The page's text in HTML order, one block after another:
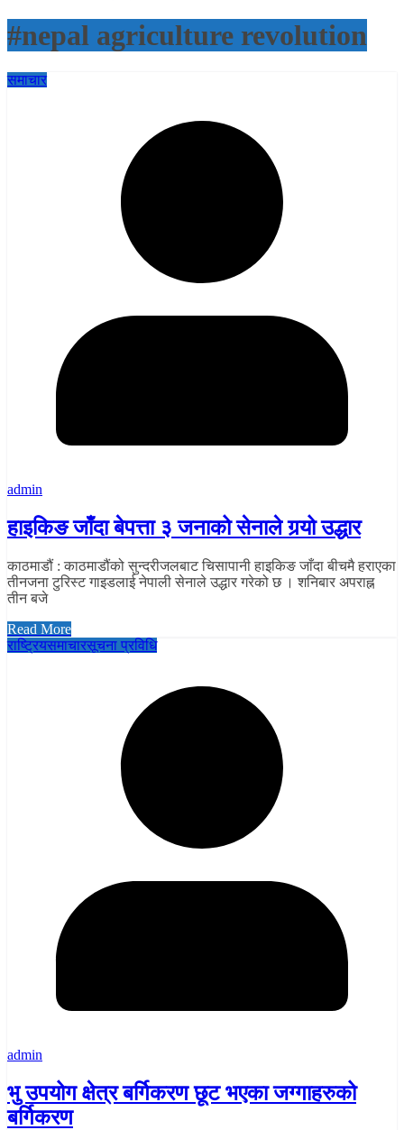
#nepal agriculture revolution
समाचार
admin
हाइकिङ जाँदा बेपत्ता ३ जनाको सेनाले गर्‍यो उद्धार
काठमाडौं : काठमाडौंको सुन्दरीजलबाट चिसापानी हाइकिङ जाँदा बीचमै हराएका
तीनजना टुरिस्ट गाइडलाई नेपाली सेनाले उद्धार गरेको छ । शनिबार अपराह्न
तीन बजे
Read More
राष्ट्रियसमाचारसूचना प्रविधि
admin
भु उपयोग क्षेत्र बर्गिकरण छूट भएका जग्गाहरुको
बर्गिकरण